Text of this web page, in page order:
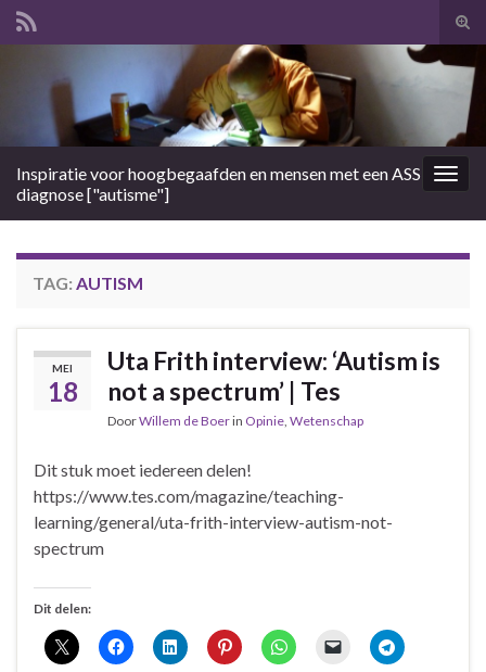
Search for:
Inspiratie voor hoogbegaafden en mensen met een ASS
diagnose ["autisme"]
TAG: AUTISM
MEI
18
Uta Frith interview: ‘Autism is
not a spectrum’ | Tes
DoorWillem de Boerin Opinie, Wetenschap
Dit stuk moet iedereen delen!
https://www.tes.com/magazine/teaching-
learning/general/uta-frith-interview-autism-not-
spectrum
Dit delen: